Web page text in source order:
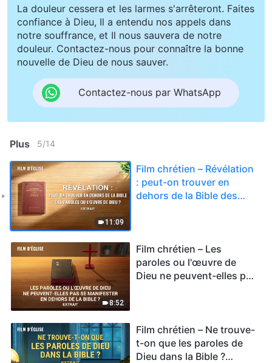
La douleur cessera et les larmes s'arrêteront. Faites
confiance à Dieu, Il a entendu nos appels dans
notre souffrance, et Il nous sauvera de notre
douleur. Contactez-nous pour connaître la bonne
nouvelle de Dieu de nous sauver.
Contactez-nous par WhatsApp
Plus 5/14
11:09
Film chrétien – Révélation
: peut-on trouver en
dehors de la Bible des
8:52
Film chrétien – Les
paroles ou l'œuvre de
Dieu ne peuvent-elles pas
Film chrétien – Ne trouve-
t-on que les paroles de
Dieu dans la Bible ?